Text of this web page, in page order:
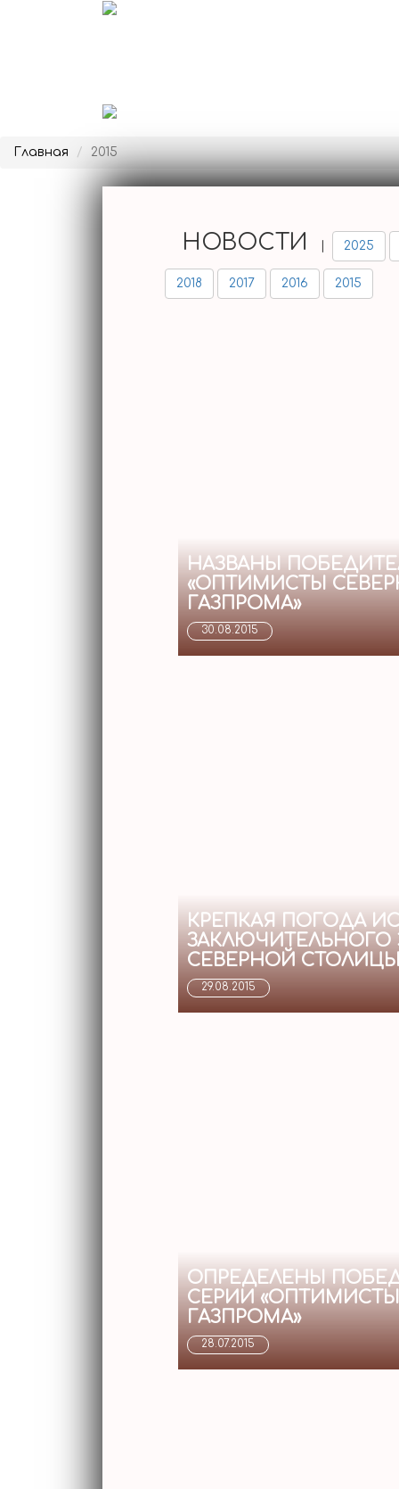
Главная 2015
НОВОСТИ 2025
2018 2017 2016 2015
НАЗВАНЫ
«ОПТИМИСТЫ
ГАЗПРОМА»
30.08.2015
КРЕПКАЯ ПОГОДА
ЗАКЛЮЧИТЕЛЬНОГО
СЕВЕРНОЙ
29.08.2015
ОПРЕДЕЛЕНЫ
СЕРИИ
ГАЗПРОМА»
28.07.2015